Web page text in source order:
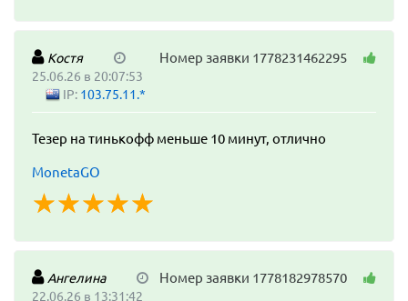
Номер заявки 1778231462295
Костя
25.06.26 в 20:07:53
IP: 103.75.11.*
Тезер на тинькофф меньше 10 минут, отлично
MonetaGO
☆☆☆☆☆
★★★★★
Номер заявки 1778182978570
Ангелина
22.06.26 в 13:31:42